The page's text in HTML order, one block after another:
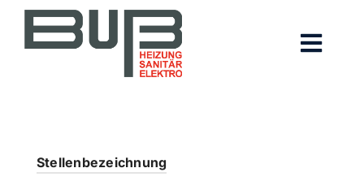
Zum
springen
WAS WIR KÖNNEN
Stellenbezeichnung